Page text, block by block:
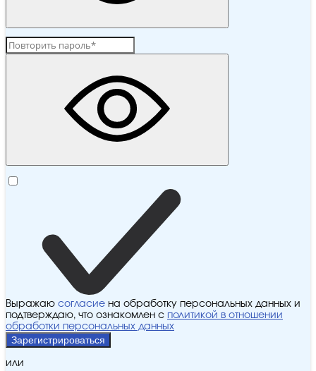
Выражаю согласие на обработку персональных данных и
подтверждаю, что ознакомлен с политикой в отношении
обработки персональных данных
Зарегистрироваться
или